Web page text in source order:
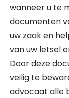
wanneer u te
documenten
uw zaak en
van uw letsel
Door deze
veilig te
advocaat alle